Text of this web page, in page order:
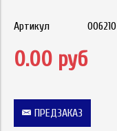
Артикул 006210
0.00 руб
ПРЕДЗАКАЗ